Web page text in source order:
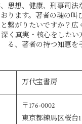
、思想、健康、刑事司
ります。著者の魂の
繋がりたいですか？
く真実・核心をした
る、著者の持つ知恵を
万代宝書房
〒176-0002
東京都練馬区桜台